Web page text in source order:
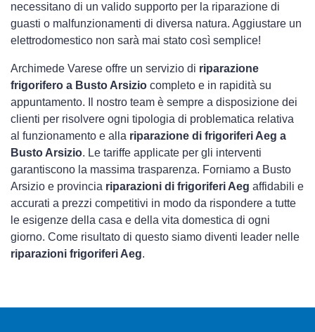
necessitano di un valido supporto per la riparazione di
guasti o malfunzionamenti di diversa natura. Aggiustare un
elettrodomestico non sarà mai stato così semplice!
Archimede Varese offre un servizio di riparazione
frigorifero a Busto Arsizio completo e in rapidità su
appuntamento. Il nostro team è sempre a disposizione dei
clienti per risolvere ogni tipologia di problematica relativa
al funzionamento e alla riparazione di frigoriferi Aeg a
Busto Arsizio. Le tariffe applicate per gli interventi
garantiscono la massima trasparenza. Forniamo a Busto
Arsizio e provincia riparazioni di frigoriferi Aeg affidabili e
accurati a prezzi competitivi in modo da rispondere a tutte
le esigenze della casa e della vita domestica di ogni
giorno. Come risultato di questo siamo diventi leader nelle
riparazioni frigoriferi Aeg.